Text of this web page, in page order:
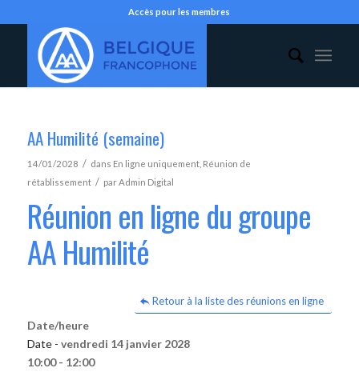
Accès pour les membres
AA Humilité (semaine)
14/01/2028 / dans En ligne uniquement, Réunion de
rétablissement / parAdmin Digital
Réunion en ligne du groupe
AA Humilité
Retour à la liste des réunions en ligne
Date/heure
Date - vendredi 14 janvier 2028
10:00 - 12:00